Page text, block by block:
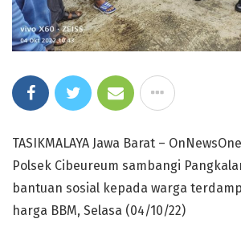
TASIKMALAYA Jawa Barat –
Polsek Cibeureum sambangi
bantuan sosial kepada warga
harga BBM, Selasa (04/10/22)